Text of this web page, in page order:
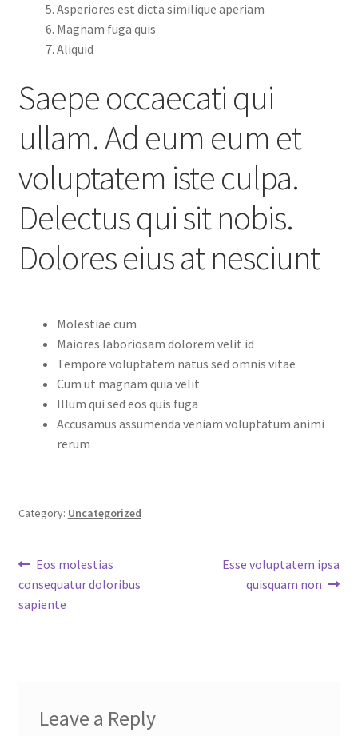
Asperiores est dicta similique aperiam
Magnam fuga quis
Aliquid
Saepe occaecati qui
ullam. Ad eum eum et
voluptatem iste culpa.
Delectus qui sit nobis.
Dolores eius at nesciunt
Molestiae cum
Maiores laboriosam dolorem velit id
Tempore voluptatem natus sed omnis vitae
Cum ut magnam quia velit
Illum qui sed eos quis fuga
Accusamus assumenda veniam voluptatum animi
rerum
Category: Uncategorized
Post
navigation
Previous
post:
Eos molestias
consequatur doloribus
sapiente
Next
post:
Esse voluptatem ipsa
quisquam non
Leave a Reply